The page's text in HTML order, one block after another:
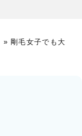
»剛毛女子でも大